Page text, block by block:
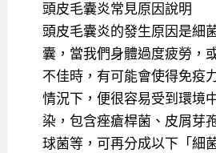
頭皮毛囊炎常見原因說明
頭皮毛囊炎的發生原因是細
囊，當我們身體過度疲勞，
不佳時，有可能會使得免疫
情況下，便很容易受到環境
染，包含痤瘡桿菌、皮屑芽
球菌等，可再分成以下「細